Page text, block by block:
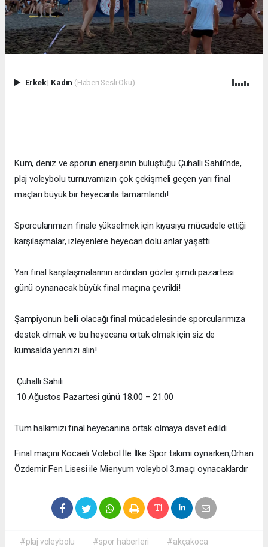
Erkek| Kadın (Haberi Sesli Oku)
Kum, deniz ve sporun enerjisinin buluştuğu Çuhallı Sahili’nde,
plaj voleybolu turnuvamızın çok çekişmeli geçen yarı final
maçları büyük bir heyecanla tamamlandı!
Sporcularımızın finale yükselmek için kıyasıya mücadele ettiği
karşılaşmalar, izleyenlere heyecan dolu anlar yaşattı.
Yarı final karşılaşmalarının ardından gözler şimdi pazartesi
günü oynanacak büyük final maçına çevrildi!
Şampiyonun belli olacağı final mücadelesinde sporcularımıza
destek olmak ve bu heyecana ortak olmak için siz de
kumsalda yerinizi alın!
Çuhallı Sahili
10 Ağustos Pazartesi günü 18.00 – 21.00
Tüm halkımızı final heyecanına ortak olmaya davet edildi
Final maçını Kocaeli Volebol İle İlke Spor takımı oynarken,Orhan
Özdemir Fen Lisesi ile Mienyum voleybol 3.maçı oynacaklardır
#plaj voleybolu #spor haberleri
#akçakoca